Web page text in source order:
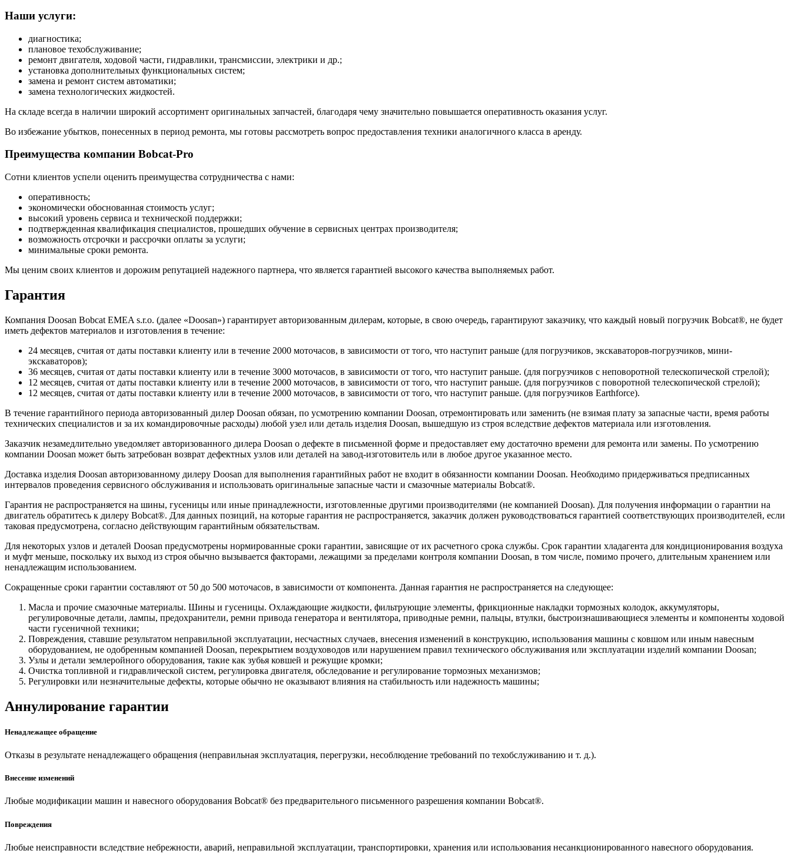
Наши услуги:
диагностика;
плановое техобслуживание;
ремонт двигателя, ходовой части, гидравлики, трансмиссии, электрики и др.;
установка дополнительных функциональных систем;
замена и ремонт систем автоматики;
замена технологических жидкостей.
На складе всегда в наличии широкий ассортимент оригинальных запчастей, благодаря чему значительно повышается оперативность оказания услуг.
Во избежание убытков, понесенных в период ремонта, мы готовы рассмотреть вопрос предоставления техники аналогичного класса в аренду.
Преимущества компании Bobcat-Pro
Сотни клиентов успели оценить преимущества сотрудничества с нами:
оперативность;
экономически обоснованная стоимость услуг;
высокий уровень сервиса и технической поддержки;
подтвержденная квалификация специалистов, прошедших обучение в сервисных центрах производителя;
возможность отсрочки и рассрочки оплаты за услуги;
минимальные сроки ремонта.
Мы ценим своих клиентов и дорожим репутацией надежного партнера, что является гарантией высокого качества выполняемых работ.
Гарантия
Компания Doosan Bobcat EMEA s.r.o. (далее «Doosan») гарантирует авторизованным дилерам, которые, в свою очередь, гарантируют заказчику, что каждый новый погрузчик Bobcat®, не будет
иметь дефектов материалов и изготовления в течение:
24 месяцев, считая от даты поставки клиенту или в течение 2000 моточасов, в зависимости от того, что наступит раньше (для погрузчиков, экскаваторов-погрузчиков, мини-
экскаваторов);
36 месяцев, считая от даты поставки клиенту или в течение 3000 моточасов, в зависимости от того, что наступит раньше. (для погрузчиков с неповоротной телескопической стрелой);
12 месяцев, считая от даты поставки клиенту или в течение 2000 моточасов, в зависимости от того, что наступит раньше. (для погрузчиков с поворотной телескопической стрелой);
12 месяцев, считая от даты поставки клиенту или в течение 2000 моточасов, в зависимости от того, что наступит раньше. (для погрузчиков Earthforce).
В течение гарантийного периода авторизованный дилер Doosan обязан, по усмотрению компании Doosan, отремонтировать или заменить (не взимая плату за запасные части, время работы
технических специалистов и за их командировочные расходы) любой узел или деталь изделия Doosan, вышедшую из строя вследствие дефектов материала или изготовления.
Заказчик незамедлительно уведомляет авторизованного дилера Doosan о дефекте в письменной форме и предоставляет ему достаточно времени для ремонта или замены. По усмотрению
компании Doosan может быть затребован возврат дефектных узлов или деталей на завод-изготовитель или в любое другое указанное место.
Доставка изделия Doosan авторизованному дилеру Doosan для выполнения гарантийных работ не входит в обязанности компании Doosan. Необходимо придерживаться предписанных
интервалов проведения сервисного обслуживания и использовать оригинальные запасные части и смазочные материалы Bobcat®.
Гарантия не распространяется на шины, гусеницы или иные принадлежности, изготовленные другими производителями (не компанией Doosan). Для получения информации о гарантии на
двигатель обратитесь к дилеру Bobcat®. Для данных позиций, на которые гарантия не распространяется, заказчик должен руководствоваться гарантией соответствующих производителей, если
таковая предусмотрена, согласно действующим гарантийным обязательствам.
Для некоторых узлов и деталей Doosan предусмотрены нормированные сроки гарантии, зависящие от их расчетного срока службы. Срок гарантии хладагента для кондиционирования воздуха
и муфт меньше, поскольку их выход из строя обычно вызывается факторами, лежащими за пределами контроля компании Doosan, в том числе, помимо прочего, длительным хранением или
ненадлежащим использованием.
Сокращенные сроки гарантии составляют от 50 до 500 моточасов, в зависимости от компонента. Данная гарантия не распространяется на следующее:
Масла и прочие смазочные материалы. Шины и гусеницы. Охлаждающие жидкости, фильтрующие элементы, фрикционные накладки тормозных колодок, аккумуляторы,
регулировочные детали, лампы, предохранители, ремни привода генератора и вентилятора, приводные ремни, пальцы, втулки, быстроизнашивающиеся элементы и компоненты ходовой
части гусеничной техники;
Повреждения, ставшие результатом неправильной эксплуатации, несчастных случаев, внесения изменений в конструкцию, использования машины с ковшом или иным навесным
оборудованием, не одобренным компанией Doosan, перекрытием воздуховодов или нарушением правил технического обслуживания или эксплуатации изделий компании Doosan;
Узлы и детали землеройного оборудования, такие как зубья ковшей и режущие кромки;
Очистка топливной и гидравлической систем, регулировка двигателя, обследование и регулирование тормозных механизмов;
Регулировки или незначительные дефекты, которые обычно не оказывают влияния на стабильность или надежность машины;
Аннулирование гарантии
Ненадлежащее обращение
Отказы в результате ненадлежащего обращения (неправильная эксплуатация, перегрузки, несоблюдение требований по техобслуживанию и т. д.).
Внесение изменений
Любые модификации машин и навесного оборудования Bobcat® без предварительного письменного разрешения компании Bobcat®.
Повреждения
Любые неисправности вследствие небрежности, аварий, неправильной эксплуатации, транспортировки, хранения или использования несанкционированного навесного оборудования.